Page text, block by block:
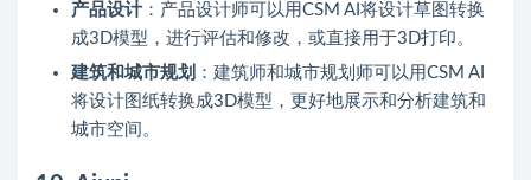
产品设计：产品设计师可以用CSM AI将设计草图转换
成3D模型，进行评估和修改，或直接用于3D打印。
建筑和城市规划 ：建筑师和城市规划师可以用CSM AI
将设计图纸转换成3D模型，更好地展示和分析建筑和
城市空间。